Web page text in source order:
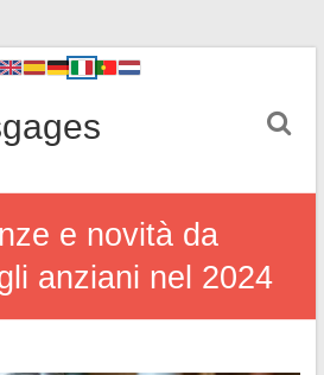
e novità da
anziani nel 2024